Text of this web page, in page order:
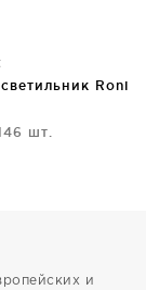
Roni
шт.
и